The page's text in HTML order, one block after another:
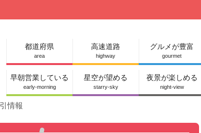
都道府県
area
高速道路
highway
グルメが豊富
gourmet
早朝営業している
early-morning
星空が望める
starry-sky
夜景が楽しめる
night-view
情報